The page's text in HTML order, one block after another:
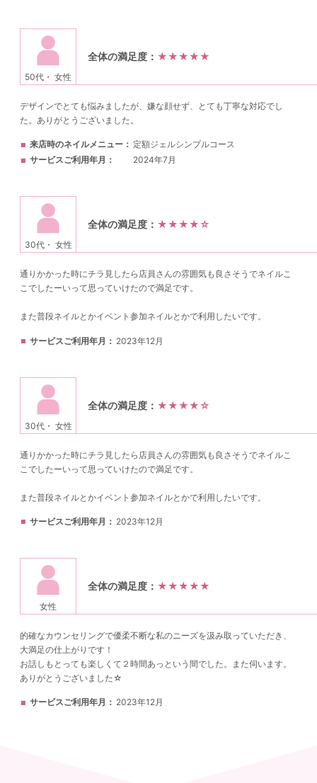
50代・ 女性
全体の満足度： ★★★★★
デザインでとても悩みましたが、嫌な顔せず、とても丁寧な対応でし
た。ありがとうございました。
来店時のネイルメニュー
定額ジェルシンプルコース
サービスご利用年月
2024年7月
30代・ 女性
全体の満足度： ★★★★☆
通りかかった時にチラ見したら店員さんの雰囲気も良さそうでネイルこ
こでしたーいって思っていけたので満足です。
また普段ネイルとかイベント参加ネイルとかで利用したいです。
サービスご利用年月 2023年12月
30代・ 女性
全体の満足度： ★★★★☆
通りかかった時にチラ見したら店員さんの雰囲気も良さそうでネイルこ
こでしたーいって思っていけたので満足です。
また普段ネイルとかイベント参加ネイルとかで利用したいです。
サービスご利用年月 2023年12月
女性
全体の満足度： ★★★★★
的確なカウンセリングで優柔不断な私のニーズを汲み取っていただき、
大満足の仕上がりです！
お話しもとっても楽しくて２時間あっという間でした。また伺います。
ありがとうございました☆
サービスご利用年月 2023年12月